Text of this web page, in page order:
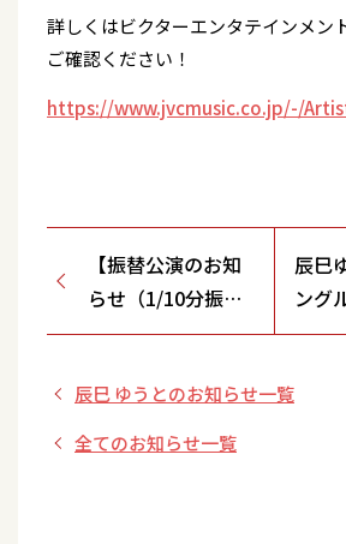
詳しくはビクターエンタテインメン
ご確認ください！
https://www.jvcmusic.co.jp/-/
【振替公演のお知
らせ（1/10分振
替）】2/4(火)『辰
夏」発売記念 歌唱
ライブ＆ツーショ
辰巳
ング
応援
辰巳 ゆうとのお知らせ一覧
全てのお知らせ一覧